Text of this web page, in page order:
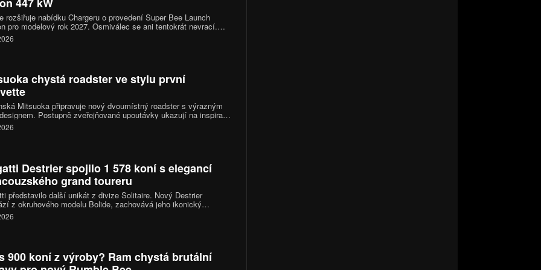
rozšiřuje nabídku Chargeru o provedení Super Bee Launch
pro modelový rok 2027. Osmiválec se ani tentokrát nevrací.
využívá třílitrový řadový šestiválec se dvěma turbodmychadly,
úpravách dosahuje výkonu přibližně 447 kW a točivého
chystá roadster ve stylu první
Mitsuoka připravuje nový dvoumístný roadster s výrazným
Postupně zveřejňované upoutávky ukazují na inspiraci
Chevroletu Corvette, konkrétně jejím provedením po
z roku 1958. Novinka má mít technický základ v Mazdě
Destrier spojilo 1 578 koní s elegancí
grand toureru
představilo další unikát z divize Solitaire. Nový Destrier
z okruhového modelu Bolide, zachovává jeho ikonický
o výkonu 1 578 koní, ale místo čistě závodního
sází na vytříbený design, luxusní interiér a exkluzivitu
900 koní z výroby? Ram chystá brutální